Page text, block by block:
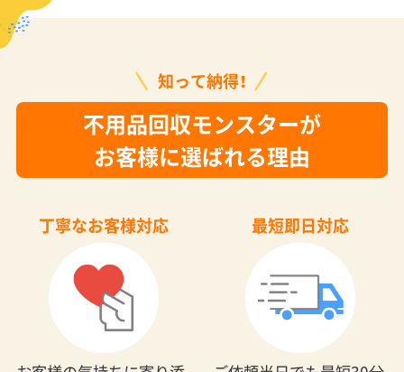
丁寧なお客様対応
お客様の気持ちに寄り添
い丁寧な接客を行なって
おります。
最短即日対応
ご依頼当日でも最短30分
でお伺い可能です。
なんでも回収 秘密厳守